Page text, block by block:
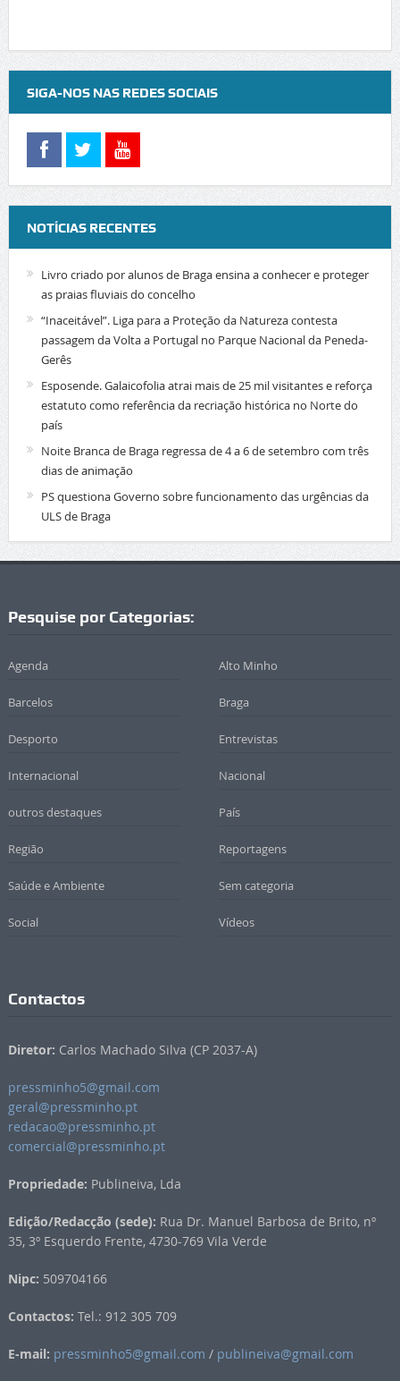
SIGA-NOS NAS REDES SOCIAIS
NOTÍCIAS RECENTES
Livro criado por alunos de Braga ensina a conhecer e proteger
as praias fluviais do concelho
“Inaceitável”. Liga para a Proteção da Natureza contesta
passagem da Volta a Portugal no Parque Nacional da Peneda-
Gerês
Esposende. Galaicofolia atrai mais de 25 mil visitantes e reforça
estatuto como referência da recriação histórica no Norte do
país
Noite Branca de Braga regressa de 4 a 6 de setembro com três
dias de animação
PS questiona Governo sobre funcionamento das urgências da
ULS de Braga
Pesquise por Categorias:
Agenda Alto Minho
Barcelos Braga
Desporto Entrevistas
Internacional Nacional
outros destaques País
Região Reportagens
Saúde e Ambiente Sem categoria
Social Vídeos
Contactos
Diretor: Carlos Machado Silva (CP 2037-A)
pressminho5@gmail.com
geral@pressminho.pt
redacao@pressminho.pt
comercial@pressminho.pt
Propriedade: Publineiva, Lda
Edição/Redacção (sede): Rua Dr. Manuel Barbosa de Brito, nº
35, 3º Esquerdo Frente, 4730-769 Vila Verde
Nipc: 509704166
Contactos: Tel.: 912 305 709
E-mail: pressminho5@gmail.com / publineiva@gmail.com